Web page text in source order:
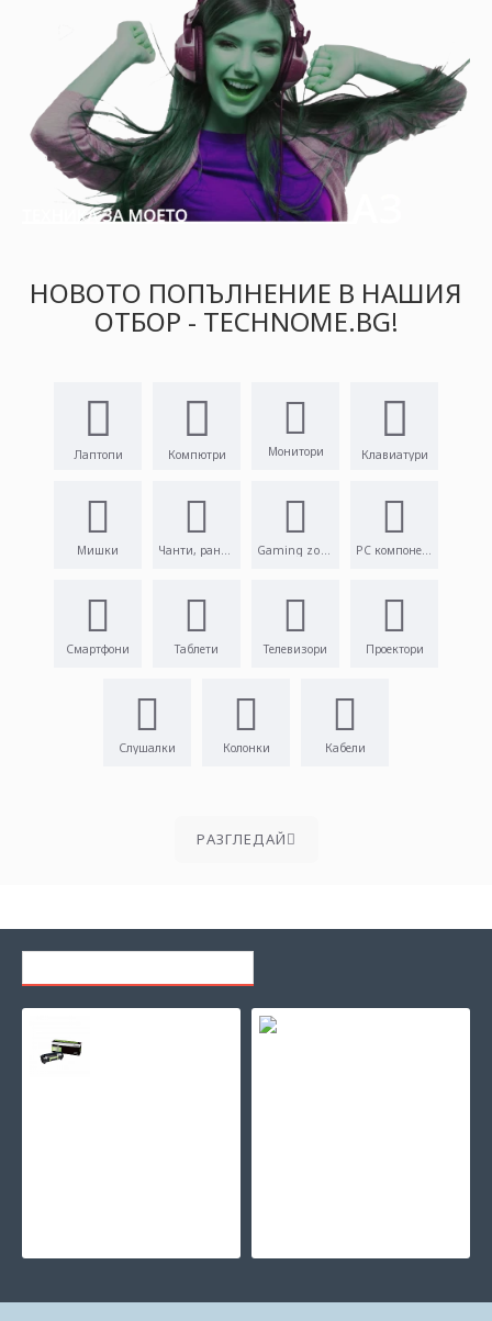
НОВОТО ПОПЪЛНЕНИЕ В НАШИЯ
ОТБОР - TECHNOME.BG!
Лаптопи Компютри Монитори Клавиатури
Мишки Чанти, раници Gaming zone PC компоненти
Смартфони Таблети Телевизори Проектори
Слушалки Колонки Кабели
PАЗГЛЕДАЙ